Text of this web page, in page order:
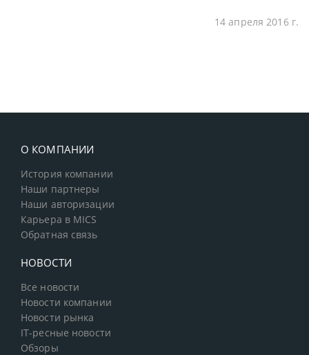
14 апреля 2016 г.
О КОМПАНИИ
История компании
Наши партнеры
Наши авторизации
Карьера в MICS
Обратная связь
НОВОСТИ
Все новости
Новости компании
Новости рынка
IT-ресные новости
Обзоры